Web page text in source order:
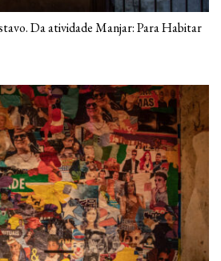
Da atividade Manjar: Para Habitar